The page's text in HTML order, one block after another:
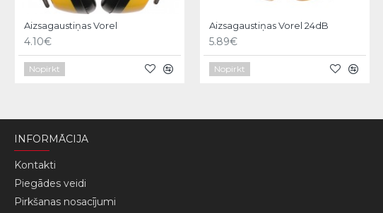
Aizsagaustiņas Vorel
4.10€
Nopirkt
Aizsagaustiņas Vorel 24dB
5.89€
Nopirkt
INFORMĀCIJA
Kontakti
Piegādes veidi
Pirkšanas nosacījumi